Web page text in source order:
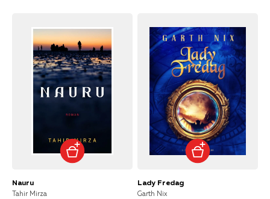
Nauru
Tahir Mirza
Lady Fredag
Garth Nix